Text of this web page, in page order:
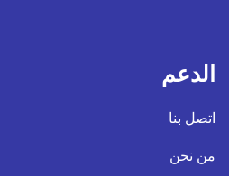
الدعم
اتصل بنا
من نحن